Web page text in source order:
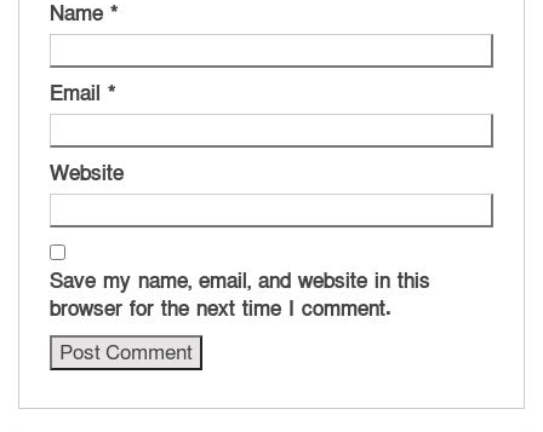
Name *
Email *
Website
Save my name, email, and website in this
browser for the next time I comment.